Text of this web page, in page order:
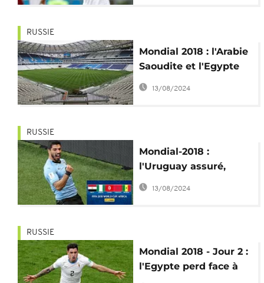
RUSSIE
Mondial 2018 : l'Arabie
Saoudite et l'Egypte
pour l'honneur, la
Russie et l'Uruguay
13/08/2024
RUSSIE
Mondial-2018 :
l'Uruguay assuré,
l'Espagne et le
Portugal se
13/08/2024
RUSSIE
Mondial 2018 - Jour 2 :
l'Egypte perd face à